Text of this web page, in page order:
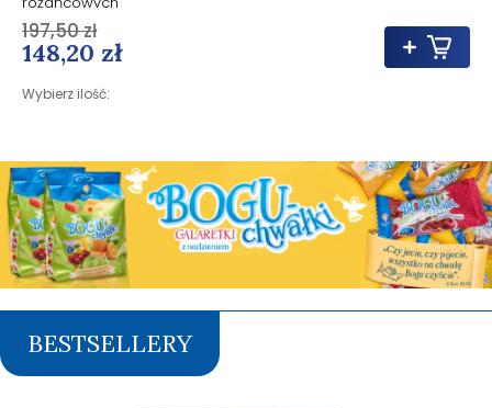
148,20 zł
Wybierz ilość:
197,50 zł
BESTSELLERY